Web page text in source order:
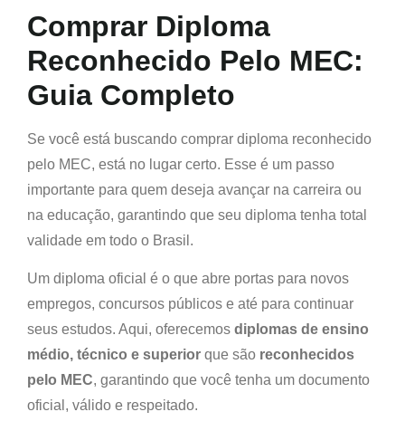
Comprar Diploma
Reconhecido Pelo MEC:
Guia Completo
Se você está buscando comprar diploma reconhecido
pelo MEC, está no lugar certo. Esse é um passo
importante para quem deseja avançar na carreira ou
na educação, garantindo que seu diploma tenha total
validade em todo o Brasil.
Um diploma oficial é o que abre portas para novos
empregos, concursos públicos e até para continuar
seus estudos. Aqui, oferecemos diplomas de ensino
médio, técnico e superior que são reconhecidos
pelo MEC, garantindo que você tenha um documento
oficial, válido e respeitado.